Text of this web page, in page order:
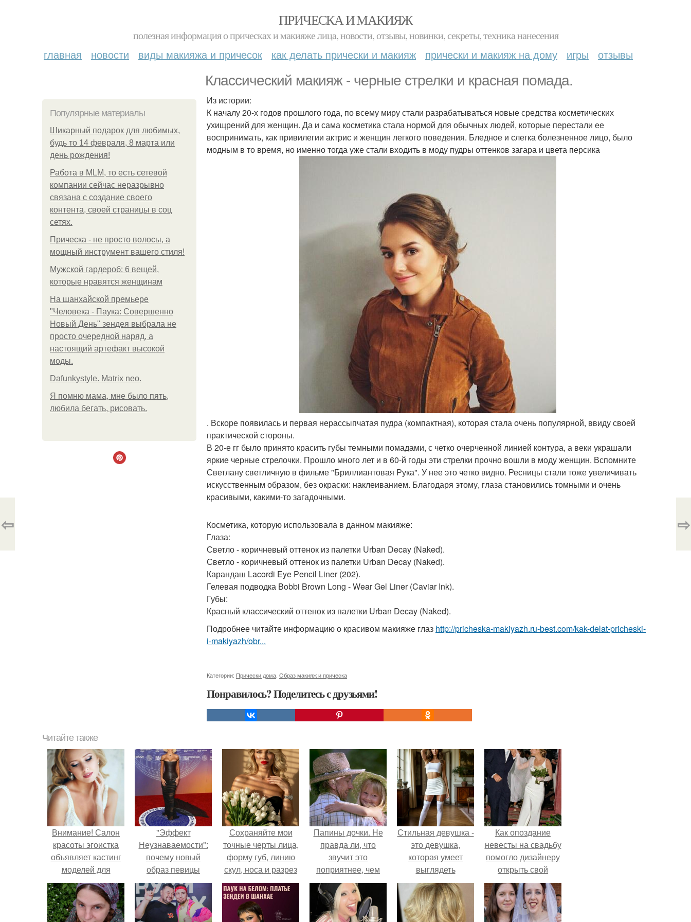
ПРИЧЕСКА И МАКИЯЖ
полезная информация о прическах и макияже лица, новости, отзывы, новинки, секреты, техника нанесения
главная новости виды макияжа и причесок как делать прически и макияж прически и макияж на дому игры отзывы
Классический макияж - черные стрелки и красная помада.
Популярные материалы
Шикарный подарок для любимых,
будь то 14 февраля, 8 марта или
день рождения!
Работа в MLM, то есть сетевой
компании сейчас неразрывно
связана с создание своего
контента, своей страницы в соц
сетях.
Прическа - не просто волосы, а
мощный инструмент вашего стиля!
Мужской гардероб: 6 вещей,
которые нравятся женщинам
На шанхайской премьере
"Человека - Паука: Совершенно
Новый День" зендея выбрала не
просто очередной наряд, а
настоящий артефакт высокой
моды.
Dafunkystyle. Matrix neo.
Я помню мама, мне было пять,
любила бегать, рисовать.
Из истории:
К началу 20-х годов прошлого года, по всему миру стали разрабатываться новые средства косметических
ухищрений для женщин. Да и сама косметика стала нормой для обычных людей, которые перестали ее
воспринимать, как привилегии актрис и женщин легкого поведения. Бледное и слегка болезненное лицо, было
модным в то время, но именно тогда уже стали входить в моду пудры оттенков загара и цвета персика
. Вскоре появилась и первая нерассыпчатая пудра (компактная), которая стала очень популярной, ввиду своей
практической стороны.
В 20-е гг было принято красить губы темными помадами, с четко очерченной линией контура, а веки украшали
яркие черные стрелочки. Прошло много лет и в 60-й годы эти стрелки прочно вошли в моду женщин. Вспомните
Светлану светличную в фильме "Бриллиантовая Рука". У нее это четко видно. Ресницы стали тоже увеличивать
искусственным образом, без окраски: наклеиванием. Благодаря этому, глаза становились томными и очень
красивыми, какими-то загадочными.
Косметика, которую использовала в данном макияже:
Глаза:
Светло - коричневый оттенок из палетки Urban Decay (Naked).
Светло - коричневый оттенок из палетки Urban Decay (Naked).
Карандаш Lacordi Eye Pencil Liner (202).
Гелевая подводка Bobbi Brown Long - Wear Gel Liner (Caviar Ink).
Губы:
Красный классический оттенок из палетки Urban Decay (Naked).
Подробнее читайте информацию о красивом макияже глаз http://pricheska-makiyazh.ru-best.com/kak-delat-pricheski-
i-makiyazh/obr...
Категории: Прически дома Образ макияж и прическа
Понравилось? Поделитесь с друзьями!
⇦ ⇨
Читайте также
Внимание! Салон
красоты эгоистка
объявляет кастинг
моделей для
создания
портфолио
"Невеста".
"Эффект
Неузнаваемости":
почему новый
образ певицы
вызвал споры о
гранях
возможного?
Сохраняйте мои
точные черты лица,
форму губ, линию
скул, носа и разрез
глаз.
Папины дочки. Не
правда ли, что
звучит это
поприятнее, чем
маменькин
сыночек?
Стильная девушка -
это девушка,
которая умеет
выглядеть
привлекательно и
элегантно в любои
ситуации.
Как опоздание
невесты на свадьбу
помогло дизайнеру
открыть свой
бренд.